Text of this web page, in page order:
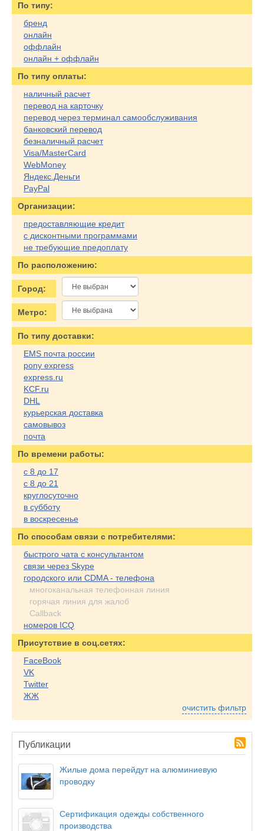
По типу:
бренд
онлайн
оффлайн
онлайн + оффлайн
По типу оплаты:
наличный расчет
перевод на карточку
перевод через терминал самообслуживания
банковский перевод
безналичный расчет
Visa/MasterCard
WebMoney
Яндекс.Деньги
PayPal
Организации:
предоставляющие кредит
с дисконтными программами
не требующие предоплату
По расположению:
Город:
Метро:
По типу доставки:
EMS почта россии
pony express
express.ru
KCF.ru
DHL
курьерская доставка
самовывоз
почта
По времени работы:
с 8 до 17
с 8 до 21
круглосуточно
в субботу
в воскресенье
По cпособам связи с потребителями:
быстрого чата с консультантом
связи через Skype
городского или CDMA - телефона
многоканальная телефонная линия
горячая линия для жалоб
Callback
номеров ICQ
Присутствие в соц.сетях:
FaceBook
VK
Twitter
ЖЖ
очистить фильтр
Публикации
Жилые дома перейдут на алюминиевую
проводку
Сертификация одежды собственного
производства